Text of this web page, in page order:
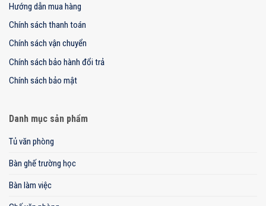
Hướng dẫn mua hàng
Chính sách thanh toán
Chính sách vận chuyển
Chính sách bảo hành đổi trả
Chính sách bảo mật
Danh mục sản phẩm
Tủ văn phòng
Bàn ghế trường học
Bàn làm việc